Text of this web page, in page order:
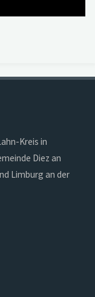
Kreis in
Diez an
Limburg an der